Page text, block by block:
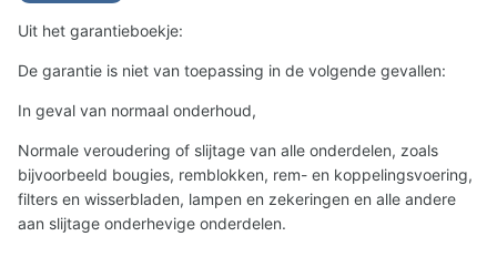
Uit het garantieboekje:
De garantie is niet van toepassing in de volgende gevallen:
In geval van normaal onderhoud,
Normale veroudering of slijtage van alle onderdelen, zoals
bijvoorbeeld bougies, remblokken, rem- en koppelingsvoering,
filters en wisserbladen, lampen en zekeringen en alle andere
aan slijtage onderhevige onderdelen.